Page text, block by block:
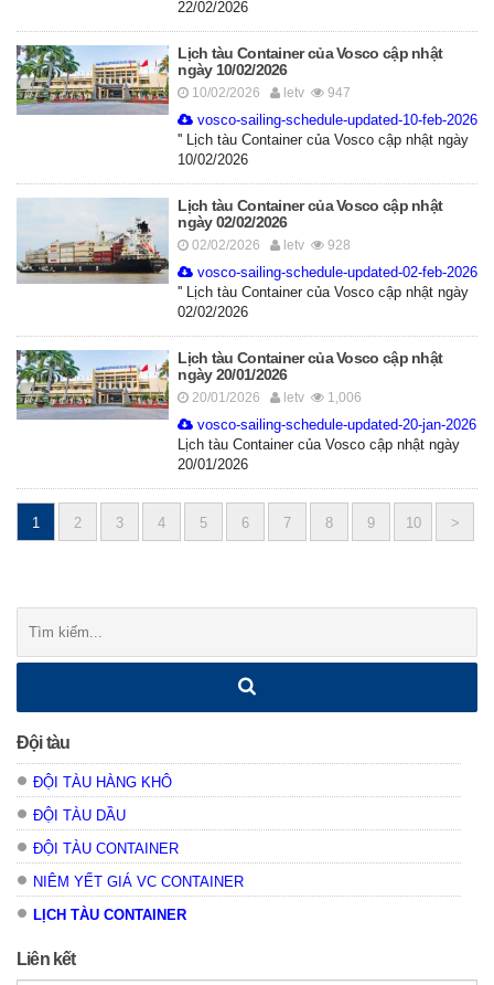
22/02/2026
Lịch tàu Container của Vosco cập nhật
ngày 10/02/2026
10/02/2026 letv 947
vosco-sailing-schedule-updated-10-feb-
'' Lịch tàu Container của Vosco cập nhật ngày
10/02/2026
Lịch tàu Container của Vosco cập nhật
ngày 02/02/2026
02/02/2026 letv 928
vosco-sailing-schedule-updated-02-feb-
'' Lịch tàu Container của Vosco cập nhật ngày
02/02/2026
Lịch tàu Container của Vosco cập nhật
ngày 20/01/2026
20/01/2026 letv 1,006
vosco-sailing-schedule-updated-20-jan-
Lịch tàu Container của Vosco cập nhật ngày
20/01/2026
Posts
1 2 3 4 5 6 7 8 9 10 >
kiếm:
Đội tàu
ĐỘI TÀU HÀNG KHÔ
ĐỘI TÀU DẦU
ĐỘI TÀU CONTAINER
NIÊM YẾT GIÁ VC CONTAINER
LỊCH TÀU CONTAINER
Liên kết